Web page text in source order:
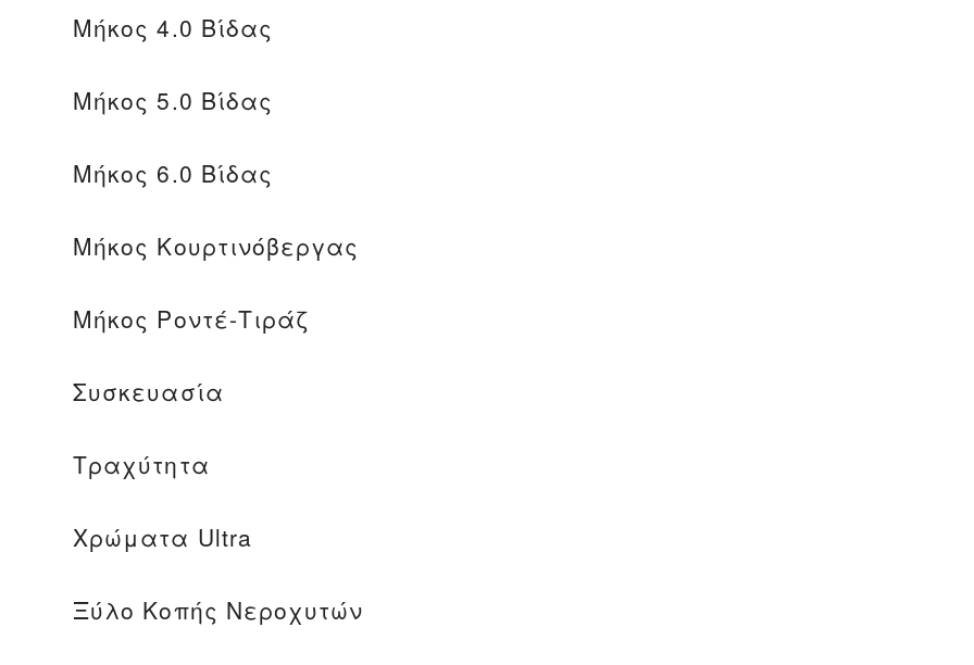
Μήκος 4.0 Βίδας
Μήκος 5.0 Βίδας
Μήκος 6.0 Βίδας
Μήκος Κουρτινόβεργας
Μήκος Ροντέ-Τιράζ
Συσκευασία
Τραχύτητα
Χρώματα Ultra
Ξύλο Κοπής Νεροχυτών